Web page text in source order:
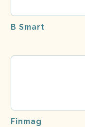
B Smart
Finmag